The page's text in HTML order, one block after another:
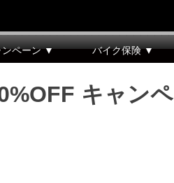
ンペーン ▼ バイク保険 ▼
キャンペ